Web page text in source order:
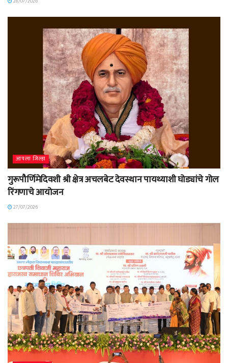
आपला जिल्हा
गुरूपौर्णिमेदिवशी श्री क्षेत्र अचलबेट देवस्थान पायथ्याशी घोड्यांचे गोल
रिंगणाचे आयोजन
27/07/2026